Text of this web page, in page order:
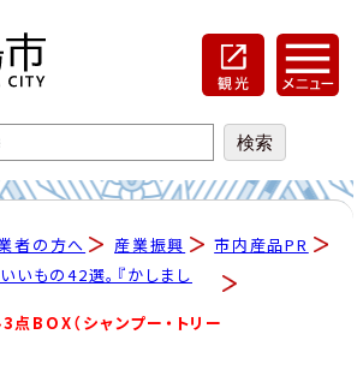
者の方へ 産業振興
市内産品PR
いもの42選。『かしまし
BOX（シャンプー・トリー